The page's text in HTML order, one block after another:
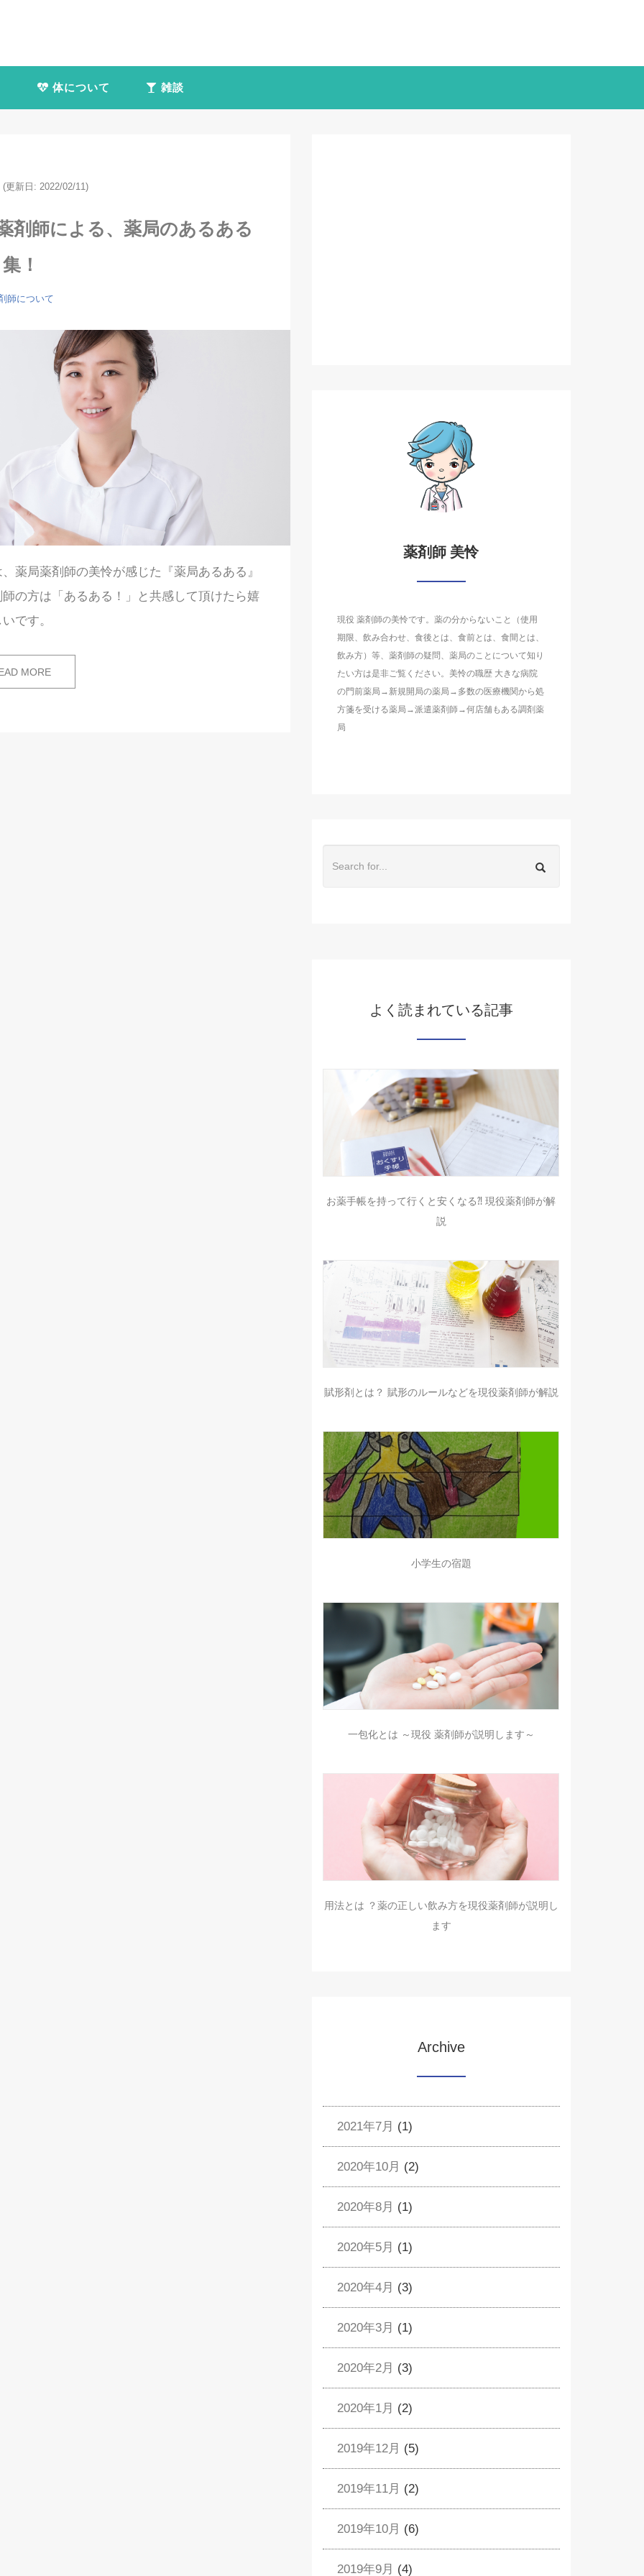
体について 雑談
(更新日: 2022/02/11)
剤師による、薬局のあるある
集！
師について
薬局薬剤師の美怜が感じた『薬局あるある』
の方は「あるある！」と共感して頂けたら嬉
です。
MORE
薬剤師 美怜
現役 薬剤師の美怜です。薬の分からないこと（使用
期限、飲み合わせ、食後とは、食前とは、食間とは、
飲み方）等、薬剤師の疑問、薬局のことについて知り
たい方は是非ご覧ください。美怜の職歴 大きな病院
の門前薬局→新規開局の薬局→多数の医療機関から処
方箋を受ける薬局→派遣薬剤師→何店舗もある調剤薬
局
よく読まれている記事
お薬手帳を持って行くと安くなる⁈ 現役薬剤師が解
説
賦形剤とは？ 賦形のルールなどを現役薬剤師が解説
小学生の宿題
一包化とは ～現役 薬剤師が説明します～
用法とは ？薬の正しい飲み方を現役薬剤師が説明し
ます
Archive
2021年7月 (1)
2020年10月 (2)
2020年8月 (1)
2020年5月 (1)
2020年4月 (3)
2020年3月 (1)
2020年2月 (3)
2020年1月 (2)
2019年12月 (5)
2019年11月 (2)
2019年10月 (6)
2019年9月 (4)